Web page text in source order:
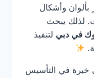
بألوان وأشكال
لذلك يبحث
في دبي لتنفيذ
خبرة في التأسيس